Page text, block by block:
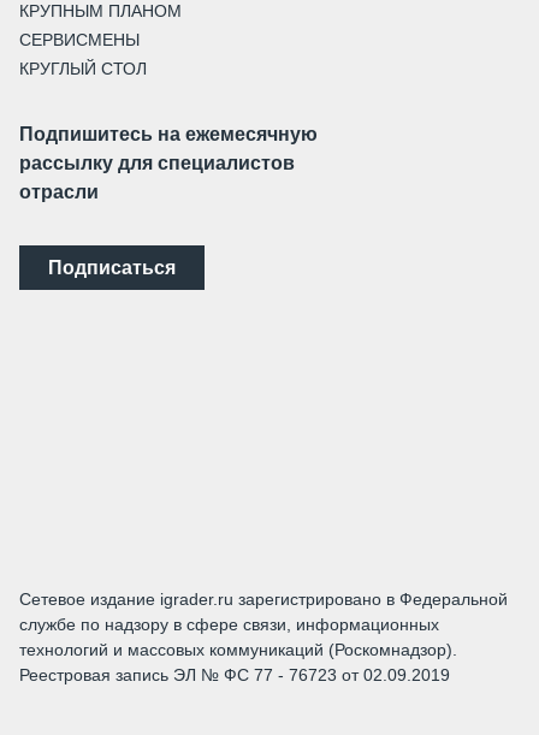
КРУПНЫМ ПЛАНОМ
СЕРВИСМЕНЫ
КРУГЛЫЙ СТОЛ
Подпишитесь на ежемесячную
рассылку для специалистов
отрасли
Подписаться
Сетевое издание igrader.ru зарегистрировано в Федеральной
службе по надзору в сфере связи, информационных
технологий и массовых коммуникаций (Роскомнадзор).
Реестровая запись ЭЛ № ФС 77 - 76723 от 02.09.2019